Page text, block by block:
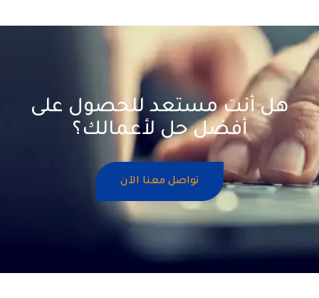
هل أنت مستعد للحصول على
أفضل حل لأعمالك؟
تواصل معنا الآن